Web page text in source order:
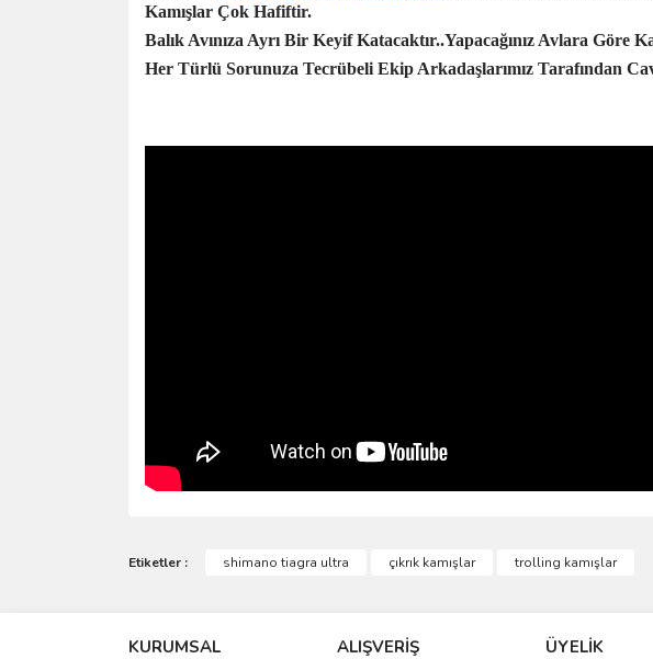
Kamışlar Çok Hafiftir.
Balık Avınıza Ayrı Bir Keyif Katacaktır..Yapacağınız Avlara Göre
Her Türlü Sorunuza Tecrübeli Ekip Arkadaşlarımız Tarafından
Görüş ve önerileriniz için teşekkür ederiz.
Ürün açıklamasında eksik bilgiler bulunuyor.
Etiketler : shimano tiagra ultra çıkrık kamışlar trolling kamışlar
KURUMSAL ALIŞVERİŞ ÜYELİK